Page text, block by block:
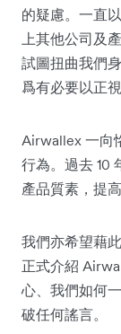
的疑慮。一直
上其他公司及
試圖扭曲我們
爲有必要以正視
Airwallex 一向
行為。過去 10
產品質素，提
我們亦希望藉
正式介紹
心、我們如何
破任何謠言。